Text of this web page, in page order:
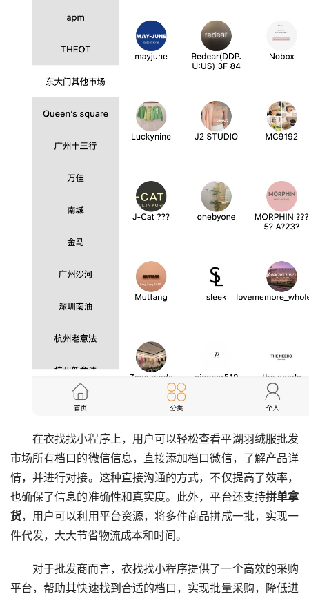
在衣找找小程序上，用户可以轻松查看平湖羽绒服批发
市场所有档口的微信信息，直接添加档口微信，了解产品详
情，并进行对接。这种直接沟通的方式，不仅提高了效率，
也确保了信息的准确性和真实度。此外，平台还支持拼单拿
货，用户可以利用平台资源，将多件商品拼成一批，实现一
件代发，大大节省物流成本和时间。
对于批发商而言，衣找找小程序提供了一个高效的采购
平台，帮助其快速找到合适的档口，实现批量采购，降低进